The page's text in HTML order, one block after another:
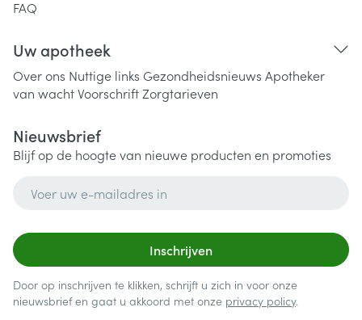
FAQ
Uw apotheek
Over ons Nuttige links Gezondheidsnieuws Apotheker
van wachtVoorschriftZorgtarieven
Nieuwsbrief
Blijf op de hoogte van nieuwe producten en promoties
Inschrijven
Door op inschrijven te klikken, schrijft u zich in voor onze
nieuwsbrief en gaat u akkoord met onze privacy policy.